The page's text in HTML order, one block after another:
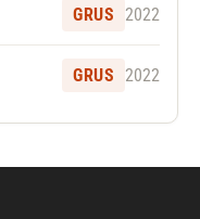
GRUS 2022
GRUS 2022